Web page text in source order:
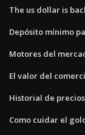
The us dollar is
Depósito mínimo
Motores del
El valor del
Historial de
Como cuidar el